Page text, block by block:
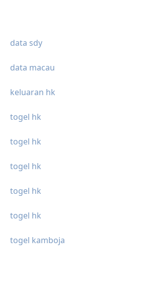
data sdy
data macau
keluaran hk
togel hk
togel hk
togel hk
togel hk
togel hk
togel kamboja